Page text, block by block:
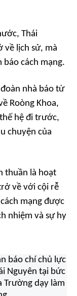
Thái
về lịch sử, mà
cách mạng.
nhà báo từ
Roòng Khoa,
hệ đi trước,
chuyện của
thuần là hoạt
về với cội rễ
mạng được
nhiệm và sự hy